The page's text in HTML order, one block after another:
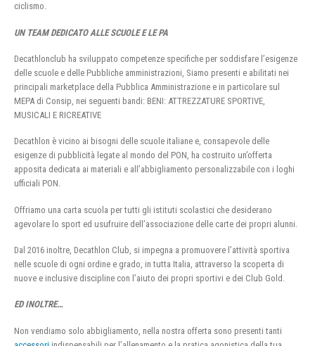
ciclismo.
UN TEAM DEDICATO ALLE SCUOLE E LE PA
Decathlonclub ha sviluppato competenze specifiche per soddisfare l’esigenze
delle scuole e delle Pubbliche amministrazioni, Siamo presenti e abilitati nei
principali marketplace della Pubblica Amministrazione e in particolare sul
MEPA di Consip, nei seguenti bandi: BENI: ATTREZZATURE SPORTIVE,
MUSICALI E RICREATIVE
Decathlon è vicino ai bisogni delle scuole italiane e, consapevole delle
esigenze di pubblicità legate al mondo del PON, ha costruito un’offerta
apposita dedicata ai materiali e all’abbigliamento personalizzabile con i loghi
ufficiali PON.
Offriamo una carta scuola per tutti gli istituti scolastici che desiderano
agevolare lo sport ed usufruire dell’associazione delle carte dei propri alunni.
Dal 2016 inoltre, Decathlon Club, si impegna a promuovere l’attività sportiva
nelle scuole di ogni ordine e grado, in tutta Italia, attraverso la scoperta di
nuove e inclusive discipline con l’aiuto dei propri sportivi e dei Club Gold.
ED INOLTRE…
Non vendiamo solo abbigliamento, nella nostra offerta sono presenti tanti